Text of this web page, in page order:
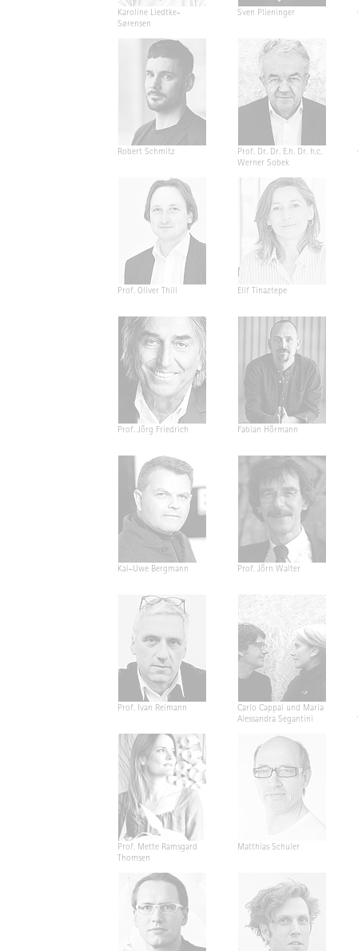
Karoline Liedtke-
Sørensen
Sven Plieninger
Robert Schmitz
Prof. Dr. Dr. E.h. Dr. h.c.
Werner Sobek
Prof. Oliver Thill Elif Tinaztepe
Prof. Jörg Friedrich Fabian Hörmann
Kai-Uwe Bergmann Prof. Jörn Walter
Prof. Ivan Reimann
Carlo Cappai und Maria
Alessandra Segantini
Prof. Mette Ramsgard
Thomsen
Matthias Schuler